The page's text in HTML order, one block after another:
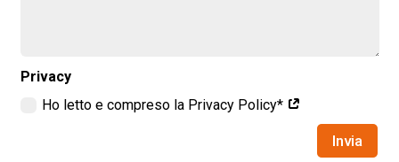
Privacy
Ho letto e compreso la Privacy Policy*
Invia